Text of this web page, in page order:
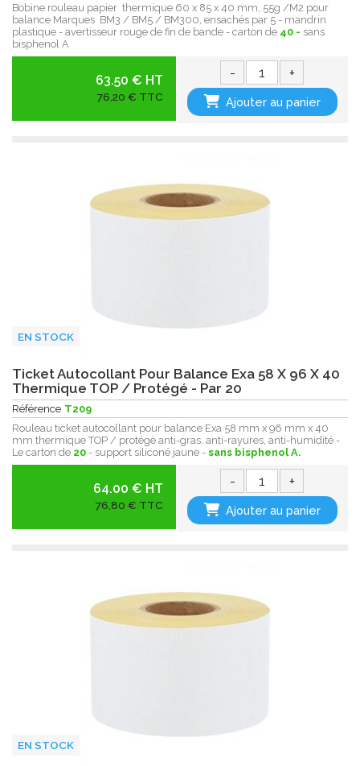
Bobine rouleau papier thermique 60 x 85 x 40 mm, 55g /M2 pour
balance Marques BM3 / BM5 / BM300, ensachés par 5 - mandrin
plastique - avertisseur rouge de fin de bande - carton de 40 - sans
bisphenol A
63.50 € HT
76,20 € TTC
- +
Ajouter au panier
EN STOCK
Ticket Autocollant Pour Balance Exa 58 X 96 X 40
Thermique TOP / Protégé - Par 20
Référence T209
Rouleau ticket autocollant pour balance Exa 58 mm x 96 mm x 40
mm thermique TOP / protégé anti-gras, anti-rayures, anti-humidité -
Le carton de 20 - support siliconé jaune - sans bisphenol A.
64.00 € HT
76,80 € TTC
- +
Ajouter au panier
EN STOCK